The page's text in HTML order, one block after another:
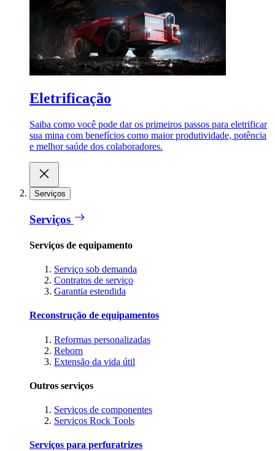
Eletrificação
Saiba como você pode dar os primeiros passos para eletrificar
sua mina com benefícios como maior produtividade, potência
e melhor saúde dos colaboradores.
Serviços
Serviços
Serviços de equipamento
Serviço sob demanda
Contratos de serviço
Garantia estendida
Reconstrução de equipamentos
Reformas personalizadas
Reborn
Extensão da vida útil
Outros serviços
Serviços de componentes
Serviços Rock Tools
Serviços para perfuratrizes